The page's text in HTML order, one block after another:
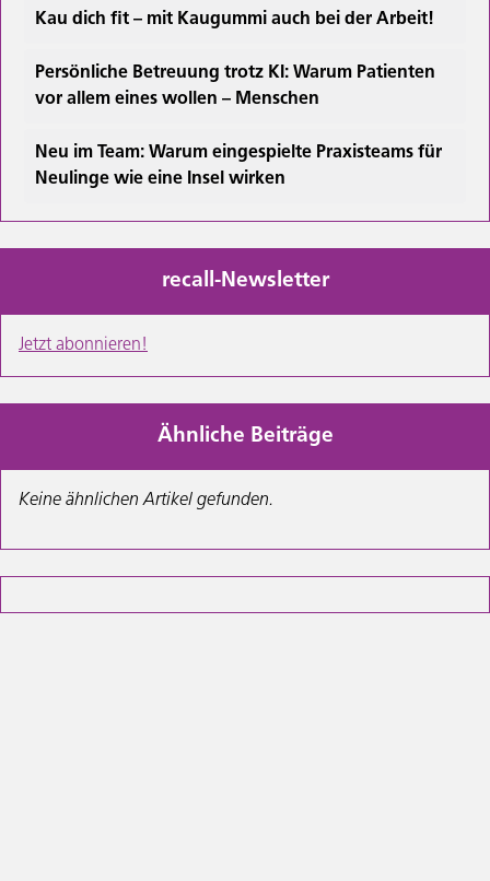
Kau dich fit – mit Kaugummi auch bei der Arbeit!
Persönliche Betreuung trotz KI: Warum Patienten
vor allem eines wollen – Menschen
Neu im Team: Warum eingespielte Praxisteams für
Neulinge wie eine Insel wirken
recall-Newsletter
Jetzt abonnieren!
Ähnliche Beiträge
Keine ähnlichen Artikel gefunden.